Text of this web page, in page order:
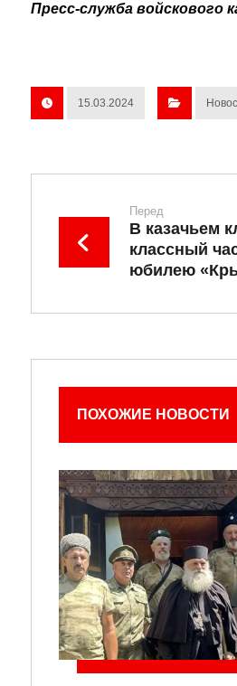
Пресс-служба войскового
15.03.2024
Перед
В казачьем
классный
юбилею
ПОХОЖИЕ НОВОСТИ